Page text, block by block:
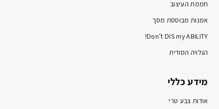
חממת העיצוב
אמנות מבוססת מסך
Don’t DIS my ABILITY!
הגלויה הסודית
מידע כללי
אודות צבע טרי